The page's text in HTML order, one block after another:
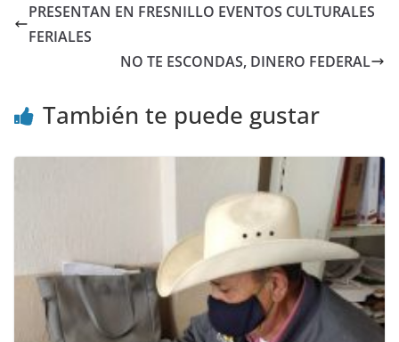
PRESENTAN EN FRESNILLO EVENTOS CULTURALES
FERIALES
NO TE ESCONDAS, DINERO FEDERAL
También te puede gustar